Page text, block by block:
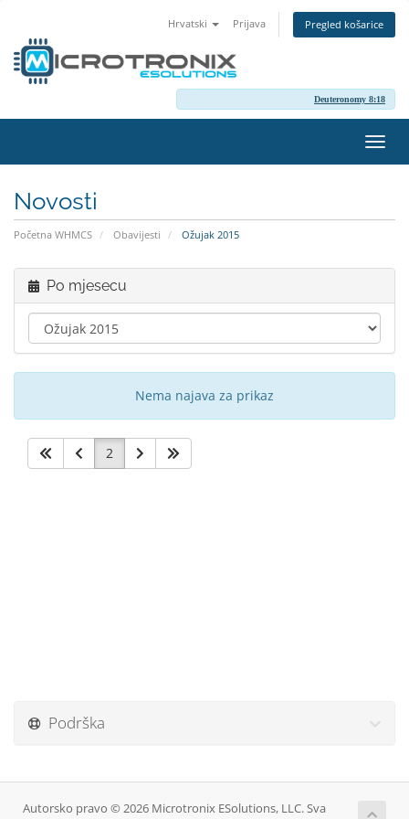
Hrvatski Prijava Pregled košarice
Deuteronomy 8:18
Novosti
Početna WHMCS Obavijesti Ožujak 2015
Po mjesecu
Nema najava za prikaz
2
Podrška
Autorsko pravo © 2026 Microtronix ESolutions, LLC. Sva